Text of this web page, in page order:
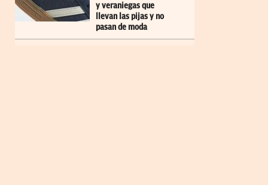
y veraniegas que
llevan las pijas y no
pasan de moda